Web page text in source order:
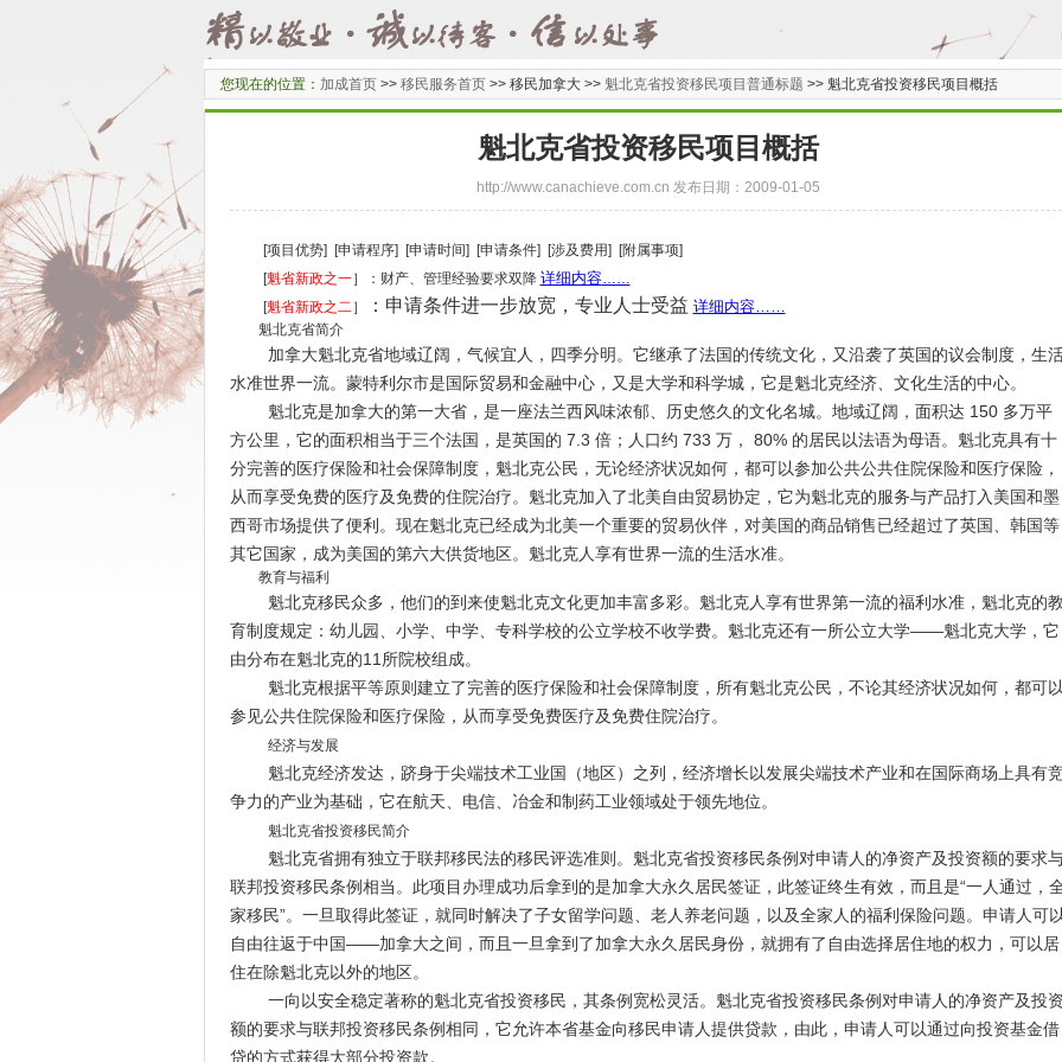
您现在的位置： 加成首页 >> 移民服务首页 >> 移民加拿大 >> 魁北克省投资移民项目普通标题 >> 魁北克省投资移民项目概括
魁北克省投资移民项目概括
http://www.canachieve.com.cn 发布日期：2009-01-05
[项目优势] [申请程序] [申请时间] [申请条件] [涉及费用] [附属事项]
[魁省新政之一］：财产、管理经验要求双降 详细内容……
[魁省新政之二］ ：申请条件进一步放宽，专业人士受益 详细内容……
魁北克省简介
加拿大魁北克省地域辽阔，气候宜人，四季分明。它继承了法国的传统文化，又沿袭了英国的议会制度，生
水准世界一流。蒙特利尔市是国际贸易和金融中心，又是大学和科学城，它是魁北克经济、文化生活的中心。
魁北克是加拿大的第一大省，是一座法兰西风味浓郁、历史悠久的文化名城。地域辽阔，面积达 150 多万平
方公里，它的面积相当于三个法国，是英国的 7.3 倍；人口约 733 万， 80% 的居民以法语为母语。魁北克具有十
分完善的医疗保险和社会保障制度，魁北克公民，无论经济状况如何，都可以参加公共公共住院保险和医疗保险，
从而享受免费的医疗及免费的住院治疗。魁北克加入了北美自由贸易协定，它为魁北克的服务与产品打入美国和墨
西哥市场提供了便利。现在魁北克已经成为北美一个重要的贸易伙伴，对美国的商品销售已经超过了英国、韩国等
其它国家，成为美国的第六大供货地区。魁北克人享有世界一流的生活水准。
教育与福利
魁北克移民众多，他们的到来使魁北克文化更加丰富多彩。魁北克人享有世界第一流的福利水准，魁北克的
育制度规定：幼儿园、小学、中学、专科学校的公立学校不收学费。魁北克还有一所公立大学——魁北克大学，它
由分布在魁北克的11所院校组成。
魁北克根据平等原则建立了完善的医疗保险和社会保障制度，所有魁北克公民，不论其经济状况如何，都可
参见公共住院保险和医疗保险，从而享受免费医疗及免费住院治疗。
经济与发展
魁北克经济发达，跻身于尖端技术工业国（地区）之列，经济增长以发展尖端技术产业和在国际商场上具有
争力的产业为基础，它在航天、电信、冶金和制药工业领域处于领先地位。
魁北克省投资移民简介
魁北克省拥有独立于联邦移民法的移民评选准则。魁北克省投资移民条例对申请人的净资产及投资额的要求
联邦投资移民条例相当。此项目办理成功后拿到的是加拿大永久居民签证，此签证终生有效，而且是“一人通过，
家移民”。一旦取得此签证，就同时解决了子女留学问题、老人养老问题，以及全家人的福利保险问题。申请人可
自由往返于中国——加拿大之间，而且一旦拿到了加拿大永久居民身份，就拥有了自由选择居住地的权力，可以居
住在除魁北克以外的地区。
一向以安全稳定著称的魁北克省投资移民，其条例宽松灵活。魁北克省投资移民条例对申请人的净资产及投
额的要求与联邦投资移民条例相同，它允许本省基金向移民申请人提供贷款，由此，申请人可以通过向投资基金借
贷的方式获得大部分投资款。